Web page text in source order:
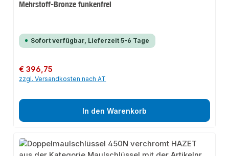
Mehrstoff-Bronze funkenfrei
Sofort verfügbar, Lieferzeit 5-6 Tage
Regulärer Preis:
€ 396,75
zzgl. Versandkosten nach AT
In den Warenkorb